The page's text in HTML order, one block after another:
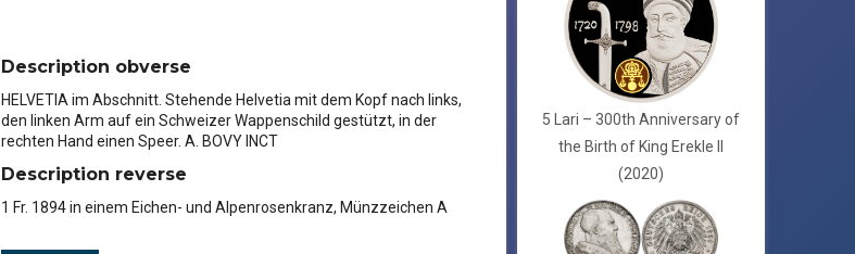
Description obverse
HELVETIA im Abschnitt. Stehende Helvetia mit dem Kopf nach links,
den linken Arm auf ein Schweizer Wappenschild gestützt, in der
rechten Hand einen Speer. A. BOVY INCT
Description reverse
1 Fr. 1894 in einem Eichen- und Alpenrosenkranz, Münzzeichen A
5 Lari – 300th Anniversary of
the Birth of King Erekle II
(2020)